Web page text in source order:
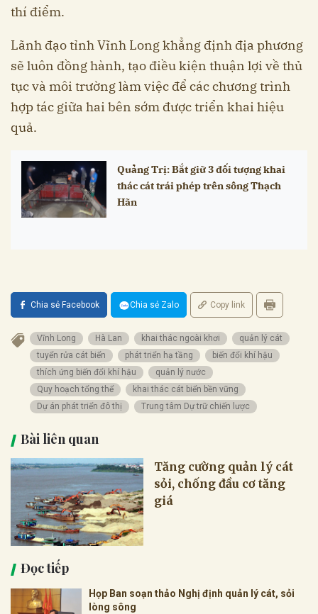
thí điểm.
Lãnh đạo tỉnh Vĩnh Long khẳng định địa phương
sẽ luôn đồng hành, tạo điều kiện thuận lợi về thủ
tục và môi trường làm việc để các chương trình
hợp tác giữa hai bên sớm được triển khai hiệu
quả.
Quảng Trị: Bắt giữ 3 đối tượng khai
thác cát trái phép trên sông Thạch
Hãn
Chia sẻ Facebook Chia sẻ Zalo Copy link
Vĩnh Long Hà Lan khai thác ngoài khơi
quản lý cát
tuyển rửa cát biển
phát triển hạ tầng
biến đổi khí hậu
thích ứng biến đổi khí hậu
quản lý nước
Quy hoạch tổng thể
khai thác cát biển bền vững
Dự án phát triển đô thị
Trung tâm Dự trữ chiến lược
Bài liên quan
Tăng cường quản lý cát
sỏi, chống đầu cơ tăng
giá
Đọc tiếp
Họp Ban soạn thảo Nghị định quản lý cát, sỏi
lòng sông